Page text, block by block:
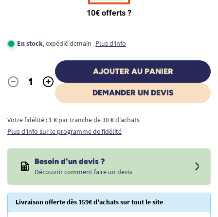
En stock, expédié demain Plus d'info
Quantité
- +
AJOUTER AU PANIER
DEMANDER UN DEVIS
Votre fidélité : 1 € par tranche de 30 € d'achats
Plus d'info sur le programme de fidélité
Besoin d'un devis ?
Découvrir comment faire un devis
Livraison offerte dès 159€ d'achats sur tout le site